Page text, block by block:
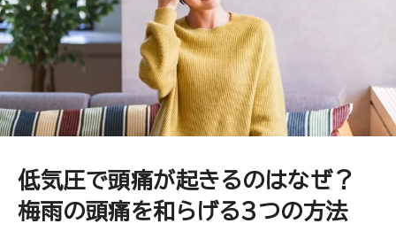
低気圧で頭痛が起きるのはなぜ？
梅雨の頭痛を和らげる3つの方法